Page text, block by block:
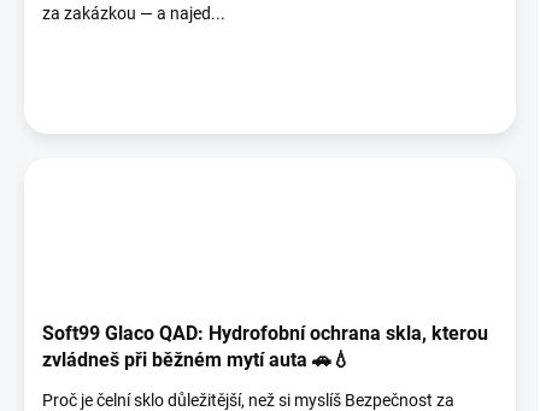
za zakázkou — a najed...
Soft99 Glaco QAD: Hydrofobní ochrana skla, kterou
zvládneš při běžném mytí auta 🚗💧
Proč je čelní sklo důležitější, než si myslíš Bezpečnost za